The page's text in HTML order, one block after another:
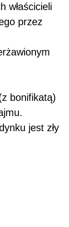
właścicieli
przez
bonifikatą)
jest zły